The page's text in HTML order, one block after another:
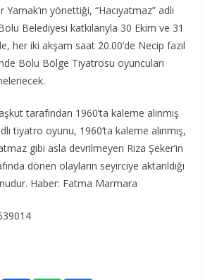
yönettiği, “Hacıyatmaz” adlı
Belediyesi katkılarıyla 30 Ekim ve 31
her iki akşam saat 20.00’de Necip fazıl
Bolu Bölge Tiyatrosu oyuncuları
tarafından 1960’ta kaleme alınmış
tiyatro oyunu, 1960’ta kaleme alınmış,
gibi asla devrilmeyen Rıza Şeker’in
dönen olayların seyirciye aktarıldığı
Haber: Fatma Marmara